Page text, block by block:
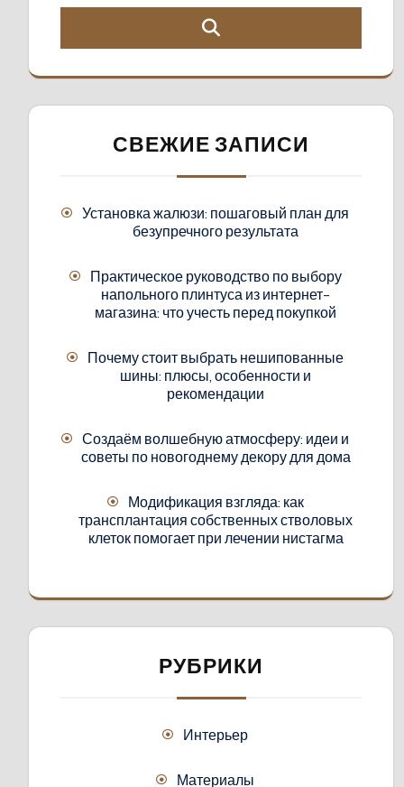
СВЕЖИЕ ЗАПИСИ
Установка жалюзи: пошаговый план для
безупречного результата
Практическое руководство по выбору
напольного плинтуса из интернет-
магазина: что учесть перед покупкой
Почему стоит выбрать нешипованные
шины: плюсы, особенности и
рекомендации
Создаём волшебную атмосферу: идеи и
советы по новогоднему декору для дома
Модификация взгляда: как
трансплантация собственных стволовых
клеток помогает при лечении нистагма
РУБРИКИ
Интерьер
Материалы